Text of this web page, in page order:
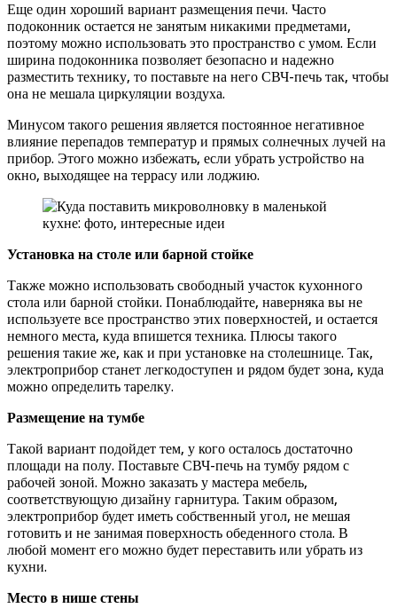
Еще один хороший вариант размещения печи. Часто
подоконник остается не занятым никакими предметами,
поэтому можно использовать это пространство с умом. Если
ширина подоконника позволяет безопасно и надежно
разместить технику, то поставьте на него СВЧ-печь так, чтобы
она не мешала циркуляции воздуха.
Минусом такого решения является постоянное негативное
влияние перепадов температур и прямых солнечных лучей на
прибор. Этого можно избежать, если убрать устройство на
окно, выходящее на террасу или лоджию.
Установка на столе или барной стойке
Также можно использовать свободный участок кухонного
стола или барной стойки. Понаблюдайте, наверняка вы не
используете все пространство этих поверхностей, и остается
немного места, куда впишется техника. Плюсы такого
решения такие же, как и при установке на столешнице. Так,
электроприбор станет легкодоступен и рядом будет зона, куда
можно определить тарелку.
Размещение на тумбе
Такой вариант подойдет тем, у кого осталось достаточно
площади на полу. Поставьте СВЧ-печь на тумбу рядом с
рабочей зоной. Можно заказать у мастера мебель,
соответствующую дизайну гарнитура. Таким образом,
электроприбор будет иметь собственный угол, не мешая
готовить и не занимая поверхность обеденного стола. В
любой момент его можно будет переставить или убрать из
кухни.
Место в нише стены